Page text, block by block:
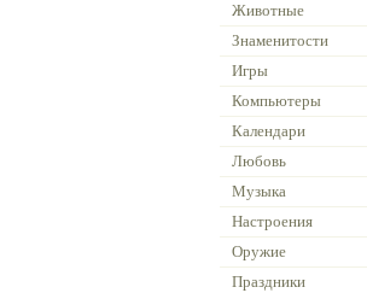
Животные
Знаменитости
Игры
Компьютеры
Календари
Любовь
Музыка
Настроения
Оружие
Праздники